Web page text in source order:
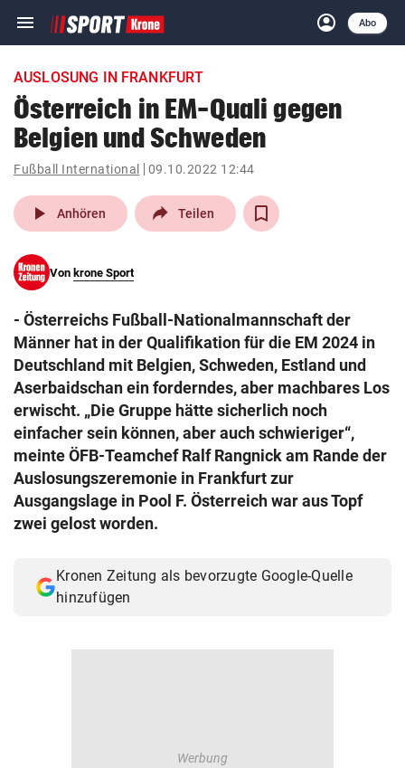
menu Navigation
ein-/ausklappen
account_circle
Anmelden
Abo
close Schließen
account_circle Anmelden
pin_drop
Wien arrow_right
search
Suchbegriff
eingeben
© Krone Multimedia GmbH & Co KG 2026
Muthgasse 2, 1190 Wien
AUSLOSUNG IN FRANKFURT
Österreich in EM-Quali gegen
Belgien und Schweden
Fußball International 09.10.2022 12:44
play_arrow Anhören Teilen
Von krone Sport
- Österreichs Fußball-Nationalmannschaft der
Männer hat in der Qualifikation für die EM 2024 in
Deutschland mit Belgien, Schweden, Estland und
Aserbaidschan ein forderndes, aber machbares Los
erwischt. „Die Gruppe hätte sicherlich noch
einfacher sein können, aber auch schwieriger“,
meinte ÖFB-Teamchef Ralf Rangnick am Rande der
Auslosungszeremonie in Frankfurt zur
Ausgangslage in Pool F. Österreich war aus Topf
zwei gelost worden.
Kronen Zeitung als bevorzugte Google-Quelle
hinzufügen